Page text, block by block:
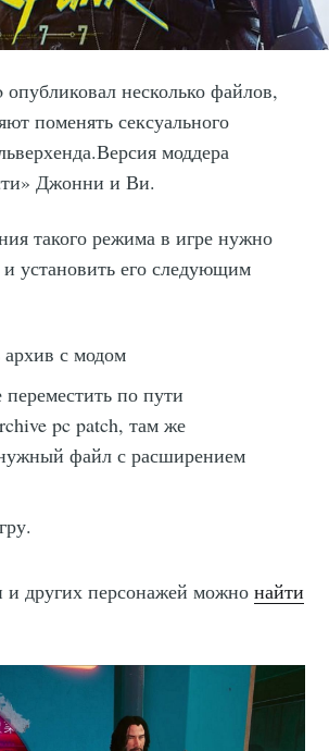
несколько файлов,
поменять сексуального
моддера
Джонни и Ви.
такого режима в игре нужно
установить его следующим
архив с модом
по пути
pc patch, там же
файл с расширением
других персонажей можнонайти